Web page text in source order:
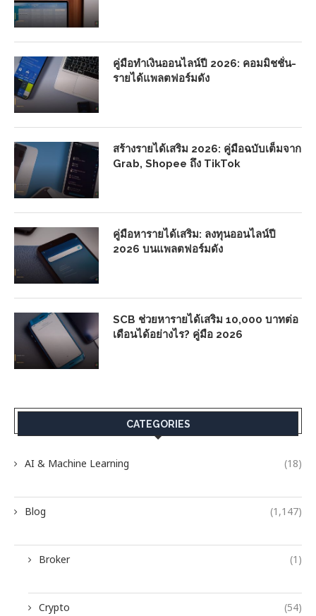
คู่มือทำเงินออนไลน์ปี 2026: คอมมิชชั่น-
รายได้แพลตฟอร์มดัง
สร้างรายได้เสริม 2026: คู่มือฉบับเต็มจาก
Grab, Shopee ถึง TikTok
คู่มือหารายได้เสริม: ลงทุนออนไลน์ปี
2026 บนแพลตฟอร์มดัง
SCB ช่วยหารายได้เสริม 10,000 บาทต่อ
เดือนได้อย่างไร? คู่มือ 2026
CATEGORIES
AI & Machine Learning (18)
Blog (1,147)
Broker (1)
Crypto (54)